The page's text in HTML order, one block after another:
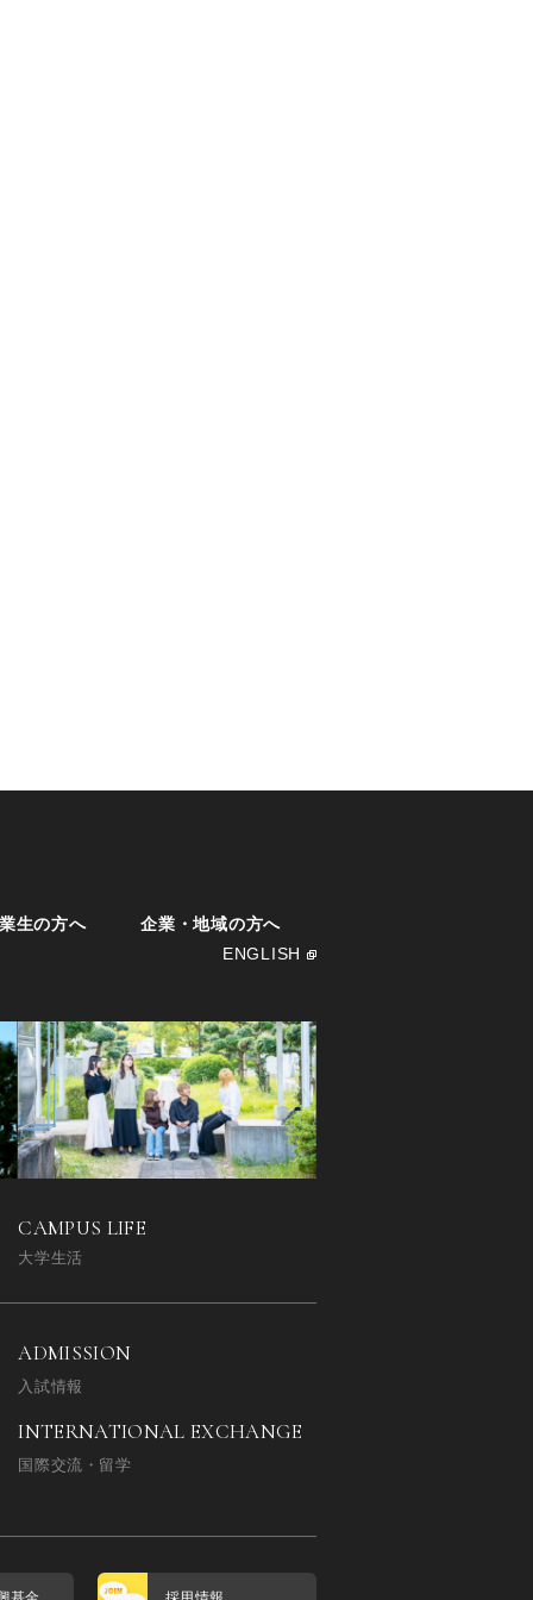
生の方へ
企業・地域の方へ
ENGLISH
CAMPUS LIFE
大学生活
ADMISSION
入試情報
INTERNATIONAL EXCHANGE
国際交流・留学